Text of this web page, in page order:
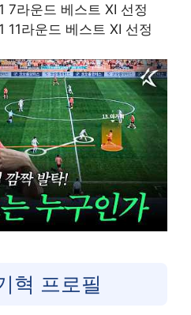
7라운드 베스트 XI 선정
11라운드 베스트 XI 선정
혁 프로필